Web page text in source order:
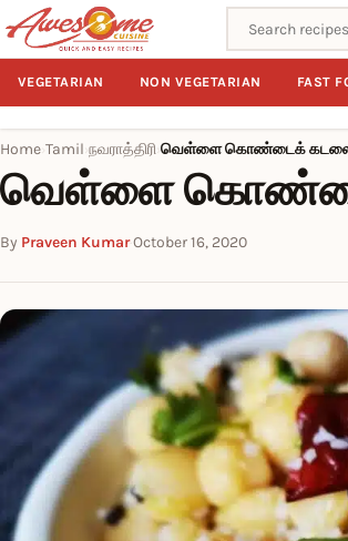
Search recipes
VEGETARIAN NON VEGETARIAN FAST
Home Tamil நவராத்திரி வெள்ளை கொண்டைக் கடலை
வெள்ளை
By Praveen Kumar·October 16, 2020